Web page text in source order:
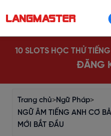
10 SLOTS HỌC THỬ
ĐĂNG
Trang chủ>Ngữ Pháp>
NGỮ ÂM TIẾNG ANH CƠ
MỚI BẮT ĐẦU